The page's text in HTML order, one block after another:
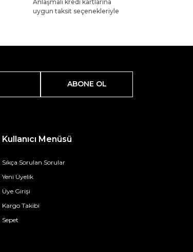
Anlaşmalı kredi kartlarına
uygun taksit seçenekleriyle
ABONE OL
Kullanıcı Menüsü
Sıkça Sorulan Sorular
Yeni Üyelik
Üye Girişi
Kargo Takibi
Sepet